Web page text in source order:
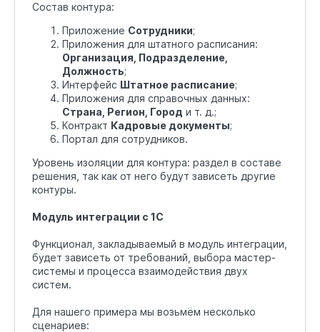
Состав контура:
Приложение Сотрудники;
Приложения для штатного расписания:
Организация, Подразделение,
Должность;
Интерфейс Штатное расписание;
Приложения для справочных данных:
Страна, Регион, Город и т. д.;
Контракт Кадровые документы;
Портал для сотрудников.
Уровень изоляции для контура: раздел в составе
решения, так как от него будут зависеть другие
контуры.
Модуль интеграции с 1С
Функционал, закладываемый в модуль интеграции,
будет зависеть от требований, выбора мастер-
системы и процесса взаимодействия двух
систем.
Для нашего примера мы возьмём несколько
сценариев: